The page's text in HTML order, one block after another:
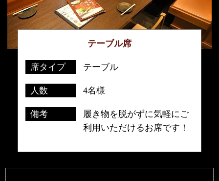
テーブル席
席タイプ テーブル
人数 4名様
備考
履き物を脱がずに気軽にご
利用いただけるお席です！